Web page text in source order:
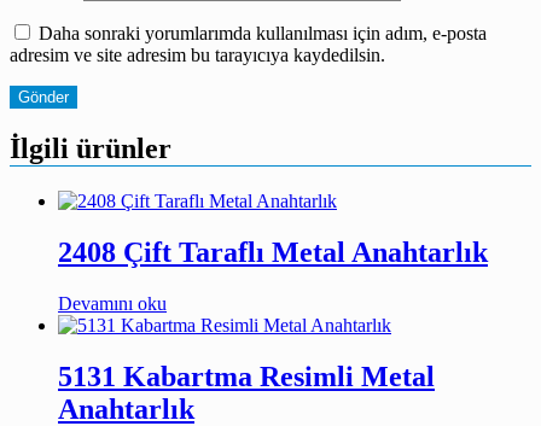
Daha sonraki yorumlarımda kullanılması için adım, e-posta
adresim ve site adresim bu tarayıcıya kaydedilsin.
İlgili ürünler
2408 Çift Taraflı Metal Anahtarlık
Devamını oku
5131 Kabartma Resimli Metal
Anahtarlık